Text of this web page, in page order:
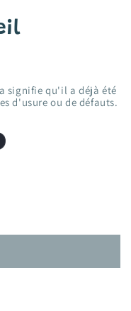
signifie qu'il a déjà été
d'usure ou de défauts.